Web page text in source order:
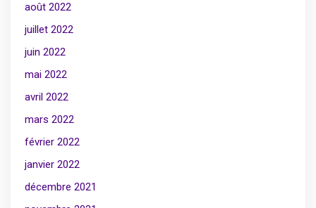
août 2022
juillet 2022
juin 2022
mai 2022
avril 2022
mars 2022
février 2022
janvier 2022
décembre 2021